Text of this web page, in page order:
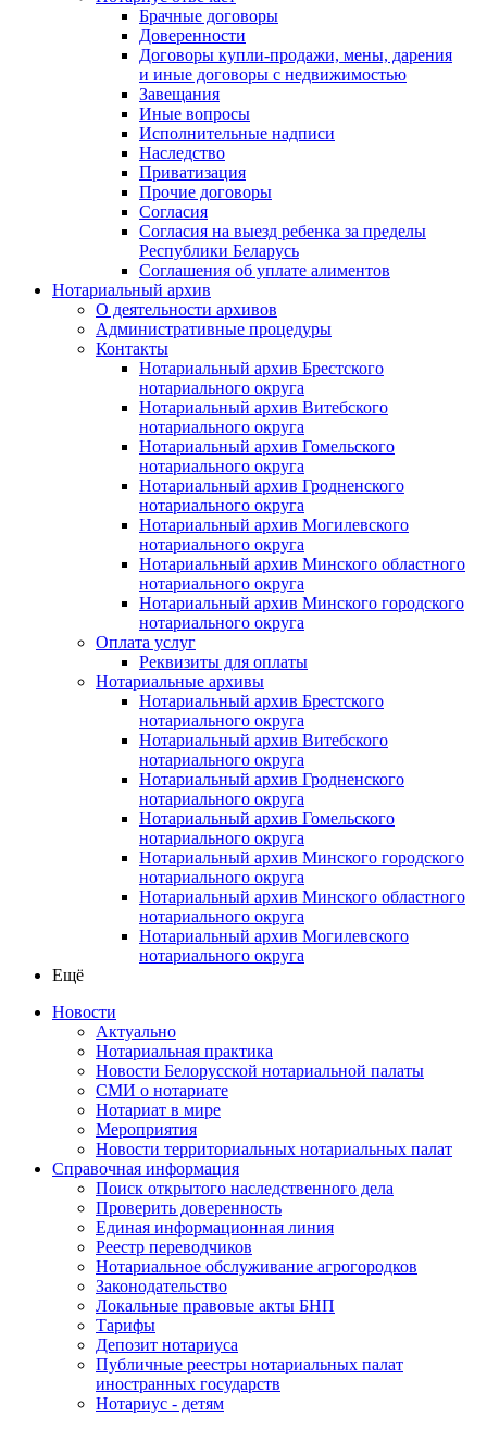
Брачные договоры
Доверенности
Договоры купли-продажи, мены, дарения
и иные договоры с недвижимостью
Завещания
Иные вопросы
Исполнительные надписи
Наследство
Приватизация
Прочие договоры
Согласия
Согласия на выезд ребенка за пределы
Республики Беларусь
Соглашения об уплате алиментов
Нотариальный архив
О деятельности архивов
Административные процедуры
Контакты
Нотариальный архив Брестского
нотариального округа
Нотариальный архив Витебского
нотариального округа
Нотариальный архив Гомельского
нотариального округа
Нотариальный архив Гродненского
нотариального округа
Нотариальный архив Могилевского
нотариального округа
Нотариальный архив Минского областного
нотариального округа
Нотариальный архив Минского городского
нотариального округа
Оплата услуг
Реквизиты для оплаты
Нотариальные архивы
Нотариальный архив Брестского
нотариального округа
Нотариальный архив Витебского
нотариального округа
Нотариальный архив Гродненского
нотариального округа
Нотариальный архив Гомельского
нотариального округа
Нотариальный архив Минского городского
нотариального округа
Нотариальный архив Минского областного
нотариального округа
Нотариальный архив Могилевского
нотариального округа
Ещё
Новости
Актуально
Нотариальная практика
Новости Белорусской нотариальной палаты
СМИ о нотариате
Нотариат в мире
Мероприятия
Новости территориальных нотариальных палат
Справочная информация
Поиск открытого наследственного дела
Проверить доверенность
Единая информационная линия
Реестр переводчиков
Нотариальное обслуживание агрогородков
Законодательство
Локальные правовые акты БНП
Тарифы
Депозит нотариуса
Публичные реестры нотариальных палат
иностранных государств
Нотариус - детям